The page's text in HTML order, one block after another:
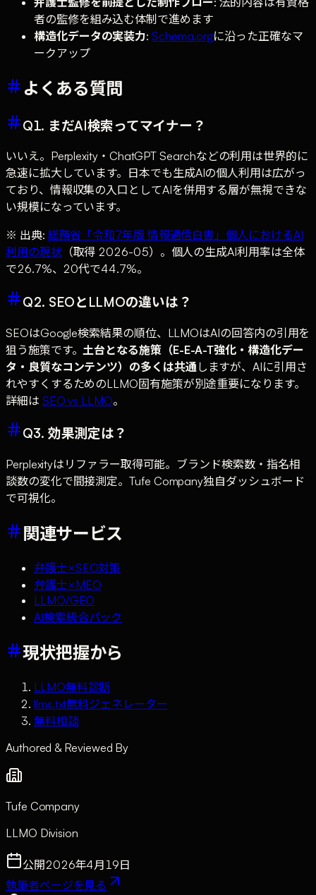
者の監修を組み込む体制で進めます
構造化データの実装力:Schema.orgに沿った正確なマ
ークアップ
よくある質問
Q1. まだAI検索ってマイナー？
いいえ。Perplexity・ChatGPT Searchなどの利用は世界的に
急速に拡大しています。日本でも生成AIの個人利用は広がっ
ており、情報収集の入口としてAIを併用する層が無視できな
い規模になっています。
※ 出典: 総務省「令和7年版 情報通信白書」個人におけるAI
利用の現状（取得 2026-05）。個人の生成AI利用率は全体
で26.7%、20代で44.7%。
Q2. SEOとLLMOの違いは？
SEOはGoogle検索結果の順位、LLMOはAIの回答内の引用を
狙う施策です。 土台となる施策（E-E-A-T強化・構造化デー
タ・良質なコンテンツ）の多くは共通 しますが、AIに引用さ
れやすくするためのLLMO固有施策が別途重要になります。
詳細は SEO vs LLMO。
Q3. 効果測定は？
Perplexityはリファラー取得可能。ブランド検索数・指名相
談数の変化で間接測定。Tufe Company独自ダッシュボード
で可視化。
関連サービス
弁護士×SEO対策
弁護士×MEO
LLMO/GEO
AI検索統合パック
現状把握から
LLMO無料診断
llms.txt無料ジェネレーター
無料相談
Authored & Reviewed By
Tufe Company
LLMO Division
公開2026年4月19日
執筆者ページを見る